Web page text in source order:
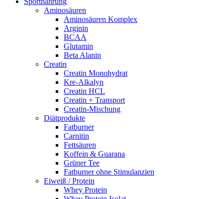
Aminosäuren
Aminosäuren Komplex
Arginin
BCAA
Glutamin
Beta Alanin
Creatin
Creatin Monohydrat
Kre-Alkalyn
Creatin HCL
Creatin + Transport
Creatin-Mischung
Diätprodukte
Fatburner
Carnitin
Fettsäuren
Koffein & Guarana
Grüner Tee
Fatburner ohne Stimulanzien
Eiweiß / Protein
Whey Protein